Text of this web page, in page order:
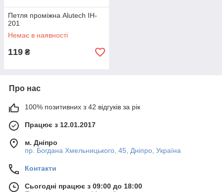
Петля проміжна Alutech IH-
201
Немає в наявності
119 ₴
Про нас
100% позитивних з 42 відгуків за рік
Працює з 12.01.2017
м. Дніпро
пр. Богдана Хмельницького, 45, Дніпро, Україна
Контакти
Сьогодні працює з 09:00 до 18:00